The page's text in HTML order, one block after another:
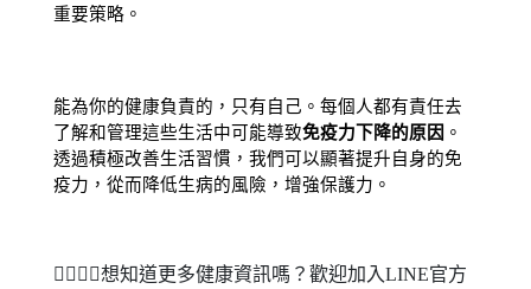
重要策略。
能為你的健康負責的，只有自己。每個人都有責任去
了解和管理這些生活中可能導致免疫力下降的原因 。
透過積極改善生活習慣，我們可以顯著提升自身的免
疫力，從而降低生病的風險，增強保護力。
🧑‍⚕️👩‍⚕️想知道更多健康資訊嗎？歡迎加入LINE官方